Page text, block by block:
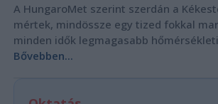
A HungaroMet szerint szerdán a
mértek, mindössze egy tized fokkal
minden idők legmagasabb
Bővebben...